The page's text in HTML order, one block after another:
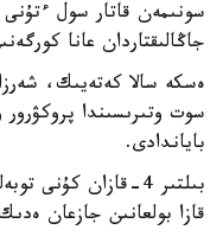
سونىمەن قاتار سول ءتۇنى
جاڭالىقتاردان عانا
ەسكە سالا كەتەيىك،
سوت وتىرىسىندا
باياندادى.
قازا بولعانىن جازعان